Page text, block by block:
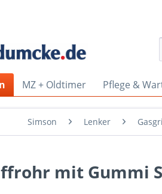
MZ + Oldtimer Pflege &
Simson Lenker
mit Gummi